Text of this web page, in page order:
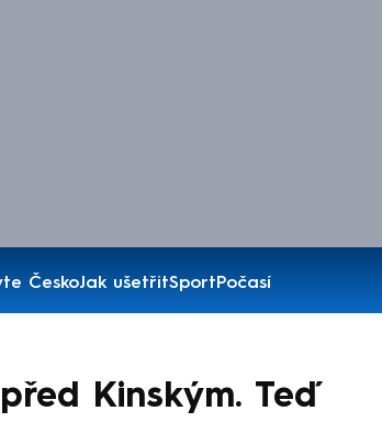
ČeskoJak ušetřitSportPočasí
Kinským. Teď